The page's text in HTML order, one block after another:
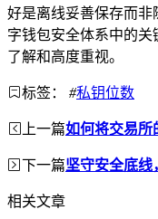
好是离线妥善保存而非
字钱包安全体系中的
了解和高度重视。
标签： #私钥位数
上一篇如何将交易所
下一篇坚守安全底线
相关文章